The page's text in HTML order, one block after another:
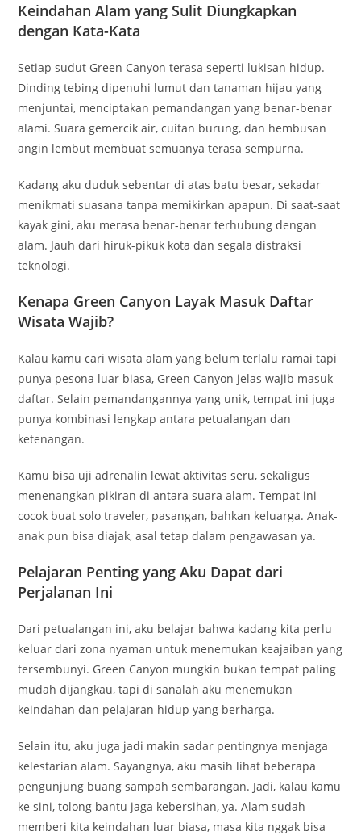
Keindahan Alam yang Sulit Diungkapkan
dengan Kata-Kata
Setiap sudut Green Canyon terasa seperti lukisan hidup.
Dinding tebing dipenuhi lumut dan tanaman hijau yang
menjuntai, menciptakan pemandangan yang benar-benar
alami. Suara gemercik air, cuitan burung, dan hembusan
angin lembut membuat semuanya terasa sempurna.
Kadang aku duduk sebentar di atas batu besar, sekadar
menikmati suasana tanpa memikirkan apapun. Di saat-saat
kayak gini, aku merasa benar-benar terhubung dengan
alam. Jauh dari hiruk-pikuk kota dan segala distraksi
teknologi.
Kenapa Green Canyon Layak Masuk Daftar
Wisata Wajib?
Kalau kamu cari wisata alam yang belum terlalu ramai tapi
punya pesona luar biasa, Green Canyon jelas wajib masuk
daftar. Selain pemandangannya yang unik, tempat ini juga
punya kombinasi lengkap antara petualangan dan
ketenangan.
Kamu bisa uji adrenalin lewat aktivitas seru, sekaligus
menenangkan pikiran di antara suara alam. Tempat ini
cocok buat solo traveler, pasangan, bahkan keluarga. Anak-
anak pun bisa diajak, asal tetap dalam pengawasan ya.
Pelajaran Penting yang Aku Dapat dari
Perjalanan Ini
Dari petualangan ini, aku belajar bahwa kadang kita perlu
keluar dari zona nyaman untuk menemukan keajaiban yang
tersembunyi. Green Canyon mungkin bukan tempat paling
mudah dijangkau, tapi di sanalah aku menemukan
keindahan dan pelajaran hidup yang berharga.
Selain itu, aku juga jadi makin sadar pentingnya menjaga
kelestarian alam. Sayangnya, aku masih lihat beberapa
pengunjung buang sampah sembarangan. Jadi, kalau kamu
ke sini, tolong bantu jaga kebersihan, ya. Alam sudah
memberi kita keindahan luar biasa, masa kita nggak bisa